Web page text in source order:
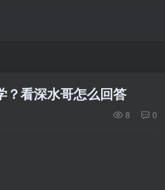
？看深水哥怎么回答
8 0